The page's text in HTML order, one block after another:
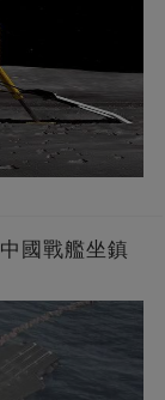
國戰艦坐鎮